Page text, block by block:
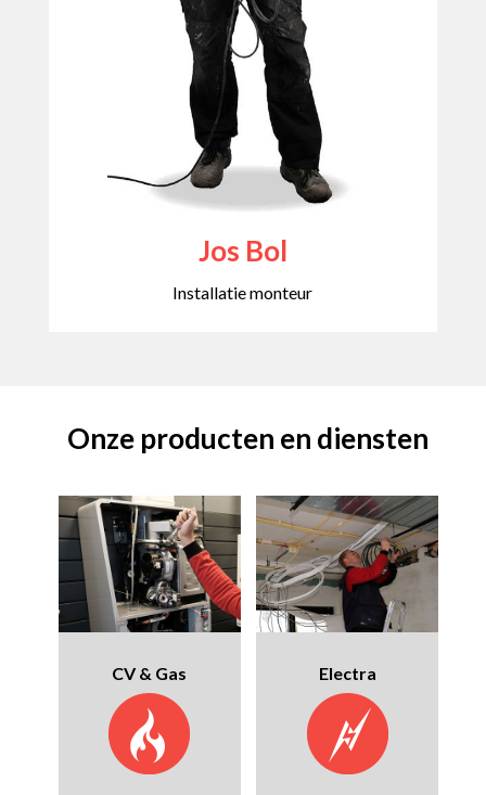
Jos Bol
Installatie monteur
Onze producten en diensten
CV & Gas Electra